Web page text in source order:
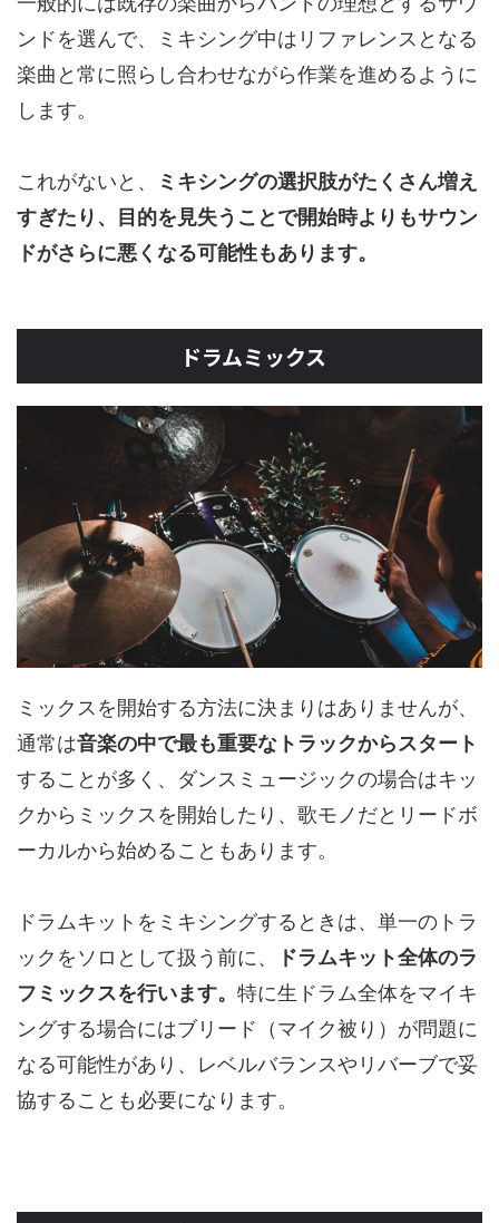
ンドを選んで、ミキシング中はリファレンスとなる
楽曲と常に照らし合わせながら作業を進めるように
します。
これがないと、
ミキシングの選択肢がたくさん増え
すぎたり、目的を見失うことで開始時よりもサウン
ドがさらに悪くなる可能性もあります。
ドラムミックス
ミックスを開始する方法に決まりはありませんが、
通常は音楽の中で最も重要なトラックからスタート
することが多く、ダンスミュージックの場合はキッ
クからミックスを開始したり、歌モノだとリードボ
ーカルから始めることもあります。
ドラムキットをミキシングするときは、単一​​のトラ
ックをソロとして扱う前に、
ドラムキット全体のラ
フミックスを行います。 特に生ドラム全体をマイキ
ングする場合にはブリード（マイク被り）が問題に
なる可能性があり、レベルバランスやリバーブで妥
協することも必要になります。